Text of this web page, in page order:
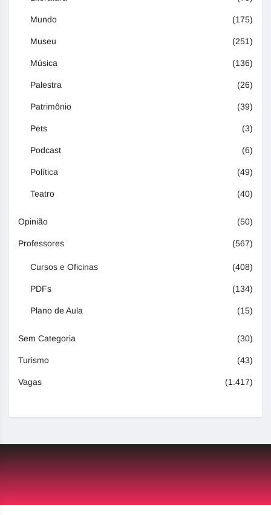
Mundo (175)
Museu (251)
Música (136)
Palestra (26)
Patrimônio (39)
Pets (3)
Podcast (6)
Política (49)
Teatro (40)
Opinião (50)
Professores (567)
Cursos e Oficinas (408)
PDFs (134)
Plano de Aula (15)
Sem Categoria (30)
Turismo (43)
Vagas (1.417)